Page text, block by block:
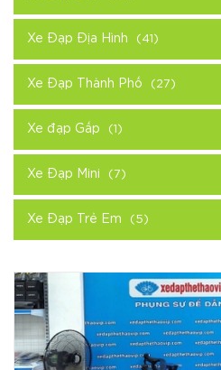
Xe Đạp Địa Hình (41)
Xe Đạp Thành Phố (27)
Xe đạp Gấp (1)
Xe Đạp Mini (7)
Xe Đạp Trẻ Em (5)